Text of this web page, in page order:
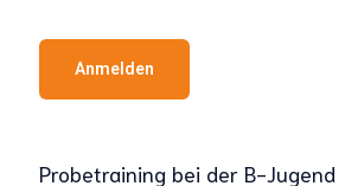
Anmelden
Probetraining bei der B-Jugend